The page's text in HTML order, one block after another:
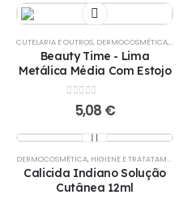
CUTELARIA E OUTROS, DERMOCOSMÉTICA,
Beauty Time - Lima
Metálica Média Com Estojo
out of 5
5,08 €
DERMOCOSMÉTICA, HIGIENE E TRATATAMENTO
Calicida Indiano Solução
Cutânea 12ml